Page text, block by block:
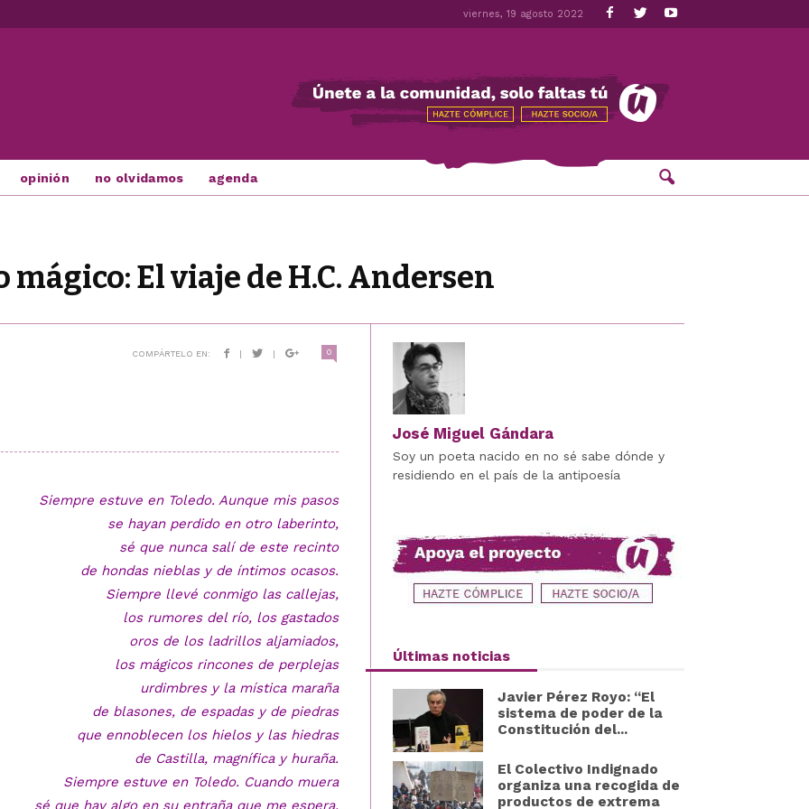
viernes, 19 agosto 2022
opinión no olvidamos agenda
El viaje de H.C. Andersen
COMPÁRTELO EN: | | 0
Siempre estuve en Toledo. Aunque mis pasos
se hayan perdido en otro laberinto,
sé que nunca salí de este recinto
de hondas nieblas y de íntimos ocasos.
Siempre llevé conmigo las callejas,
los rumores del río, los gastados
oros de los ladrillos aljamiados,
los mágicos rincones de perplejas
urdimbres y la mística maraña
de blasones, de espadas y de piedras
que ennoblecen los hielos y las hiedras
de Castilla, magnífica y huraña.
Siempre estuve en Toledo. Cuando muera
sé que hay algo en su entraña que me espera.
José Miguel Gándara
Soy un poeta nacido en no sé sabe dónde y
residiendo en el país de la antipoesía
Últimas noticias
Javier Pérez Royo: “El
sistema de poder de la
Constitución del...
El Colectivo Indignado
organiza una recogida de
productos de extrema